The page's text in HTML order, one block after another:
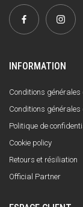
INFORMATION
Conditions
Conditions générales
Politique de
Cookie policy
Retours et résiliation
Official Partner